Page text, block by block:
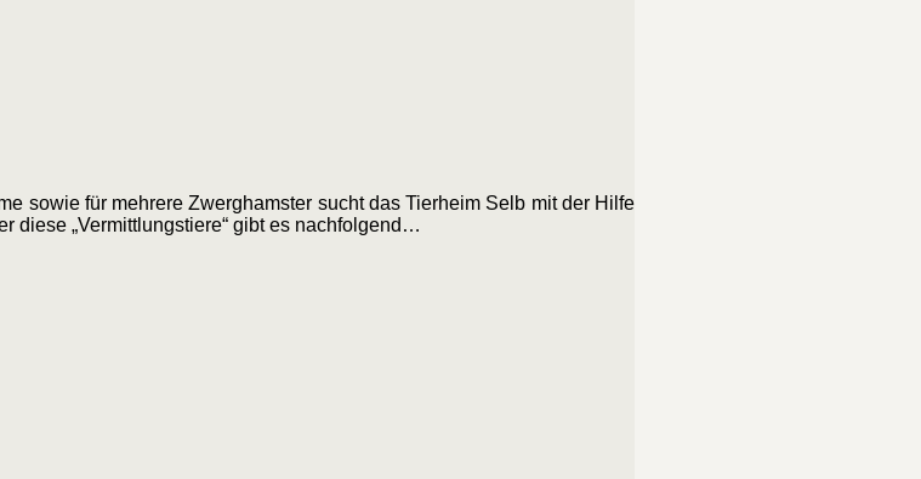
sowie für mehrere Zwerghamster sucht das Tierheim Selb mit der Hilfe
diese „Vermittlungstiere“ gibt es nachfolgend…